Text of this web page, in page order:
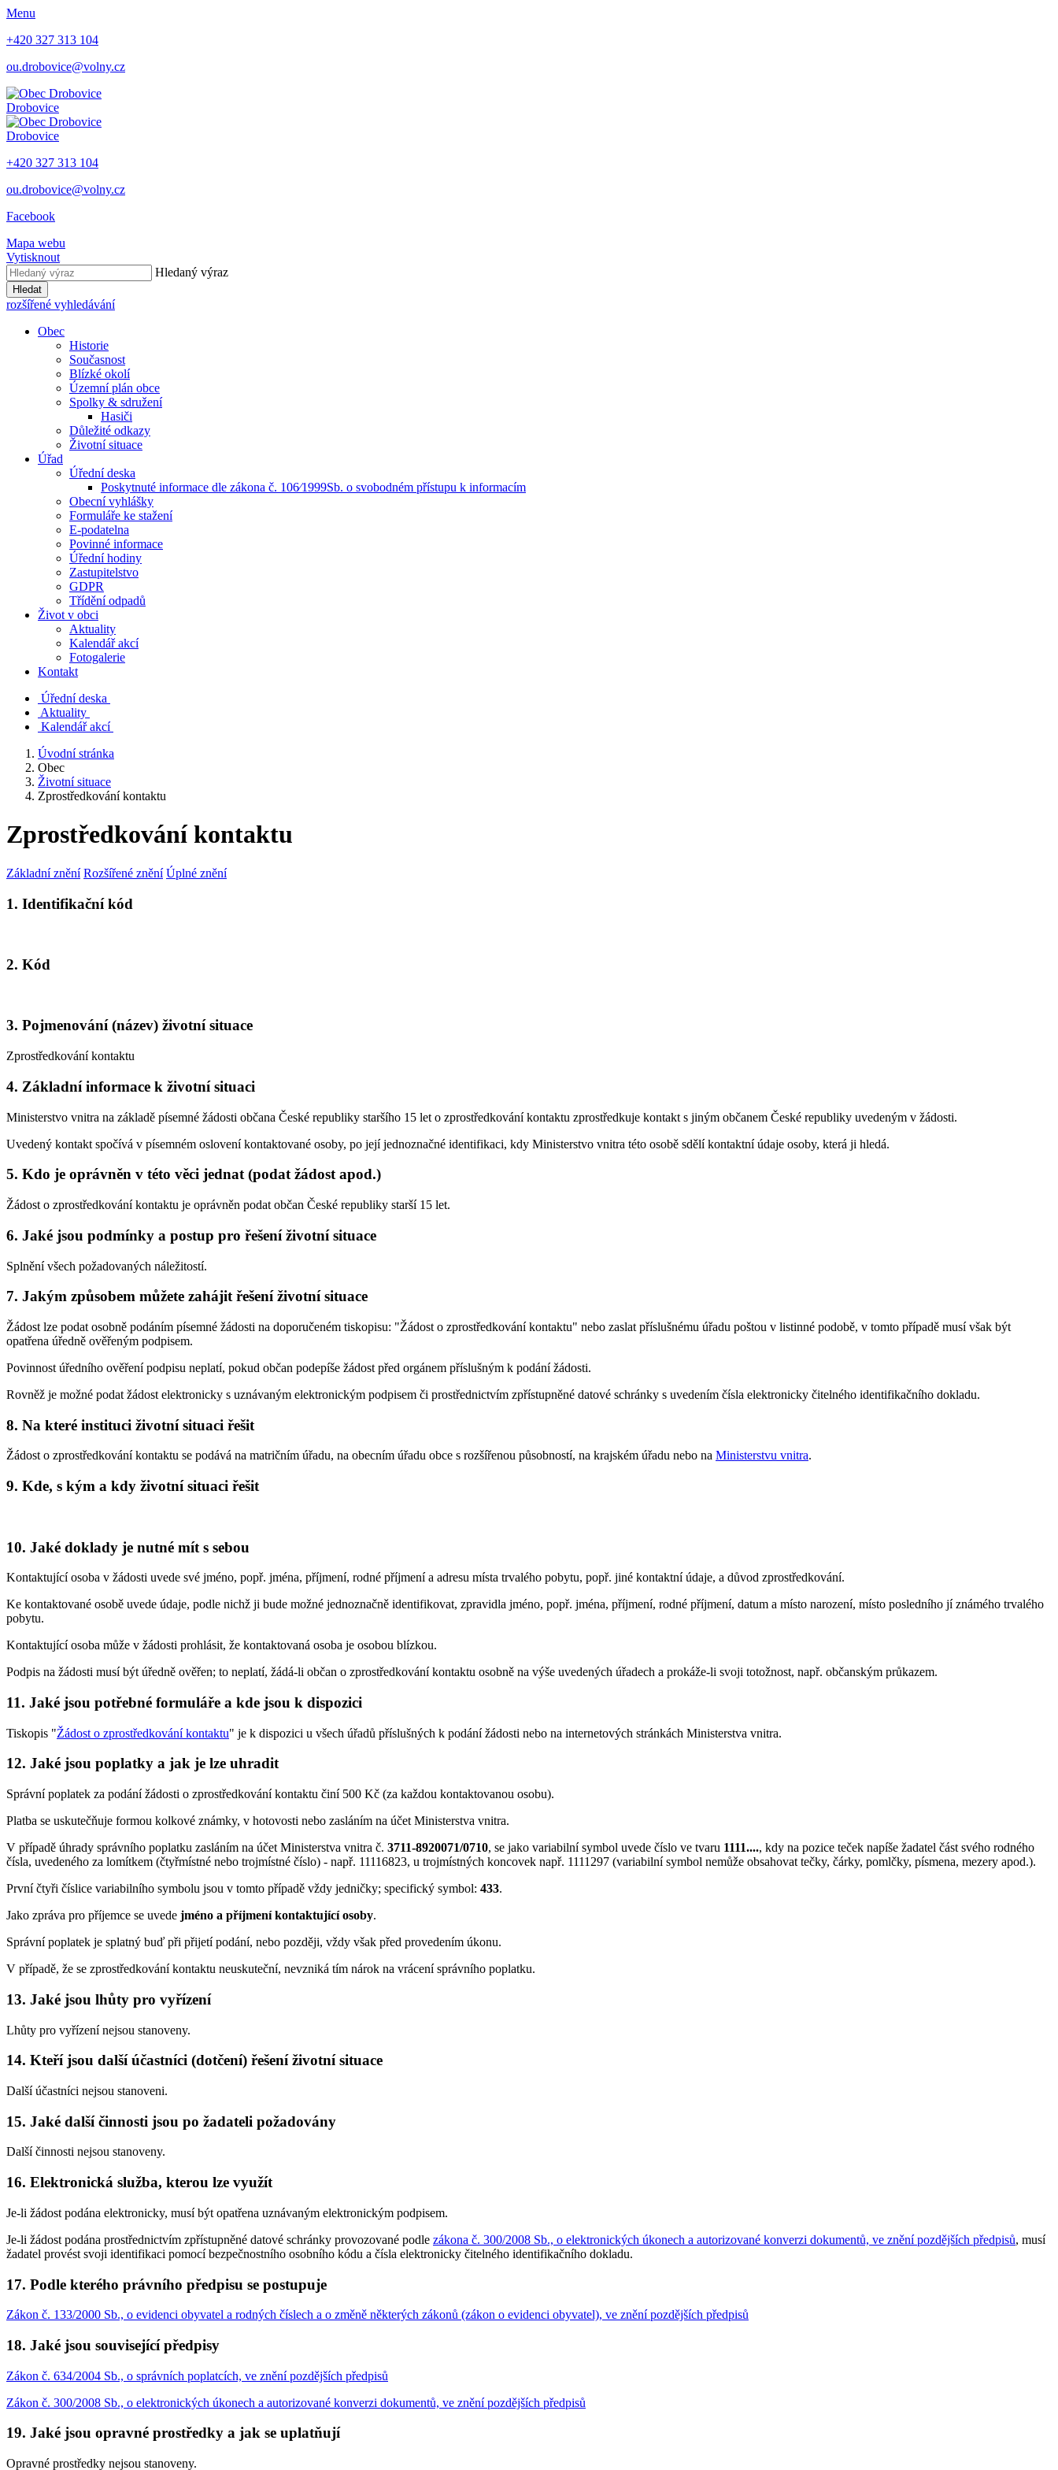
Menu
+420 327 313 104
ou.drobovice@volny.cz
Drobovice
Drobovice
+420 327 313 104
ou.drobovice@volny.cz
Facebook
Mapa webu
Vytisknout
Hledaný výraz
Hledat
rozšířené vyhledávání
Obec
Historie
Současnost
Blízké okolí
Územní plán obce
Spolky & sdružení
Hasiči
Důležité odkazy
Životní situace
Úřad
Úřední deska
Poskytnuté informace dle zákona č. 106⁄1999Sb. o svobodném přístupu k informacím
Obecní vyhlášky
Formuláře ke stažení
E-podatelna
Povinné informace
Úřední hodiny
Zastupitelstvo
GDPR
Třídění odpadů
Život v obci
Aktuality
Kalendář akcí
Fotogalerie
Kontakt
Úřední deska
Aktuality
Kalendář akcí
Úvodní stránka
Obec
Životní situace
Zprostředkování kontaktu
Zprostředkování kontaktu
Základní znění Rozšířené znění Úplné znění
1. Identifikační kód
2. Kód
3. Pojmenování (název) životní situace
Zprostředkování kontaktu
4. Základní informace k životní situaci
Ministerstvo vnitra na základě písemné žádosti občana České republiky staršího 15 let o zprostředkování kontaktu zprostředkuje kontakt s jiným občanem České republiky uvedeným v žádosti.
Uvedený kontakt spočívá v písemném oslovení kontaktované osoby, po její jednoznačné identifikaci, kdy Ministerstvo vnitra této osobě sdělí kontaktní údaje osoby, která ji hledá.
5. Kdo je oprávněn v této věci jednat (podat žádost apod.)
Žádost o zprostředkování kontaktu je oprávněn podat občan České republiky starší 15 let.
6. Jaké jsou podmínky a postup pro řešení životní situace
Splnění všech požadovaných náležitostí.
7. Jakým způsobem můžete zahájit řešení životní situace
Žádost lze podat osobně podáním písemné žádosti na doporučeném tiskopisu: "Žádost o zprostředkování kontaktu" nebo zaslat příslušnému úřadu poštou v listinné podobě, v tomto případě musí však být
opatřena úředně ověřeným podpisem.
Povinnost úředního ověření podpisu neplatí, pokud občan podepíše žádost před orgánem příslušným k podání žádosti.
Rovněž je možné podat žádost elektronicky s uznávaným elektronickým podpisem či prostřednictvím zpřístupněné datové schránky s uvedením čísla elektronicky čitelného identifikačního dokladu.
8. Na které instituci životní situaci řešit
Žádost o zprostředkování kontaktu se podává na matričním úřadu, na obecním úřadu obce s rozšířenou působností, na krajském úřadu nebo na Ministerstvu vnitra.
9. Kde, s kým a kdy životní situaci řešit
10. Jaké doklady je nutné mít s sebou
Kontaktující osoba v žádosti uvede své jméno, popř. jména, příjmení, rodné příjmení a adresu místa trvalého pobytu, popř. jiné kontaktní údaje, a důvod zprostředkování.
Ke kontaktované osobě uvede údaje, podle nichž ji bude možné jednoznačně identifikovat, zpravidla jméno, popř. jména, příjmení, rodné příjmení, datum a místo narození, místo posledního jí známého trvalého
pobytu.
Kontaktující osoba může v žádosti prohlásit, že kontaktovaná osoba je osobou blízkou.
Podpis na žádosti musí být úředně ověřen; to neplatí, žádá-li občan o zprostředkování kontaktu osobně na výše uvedených úřadech a prokáže-li svoji totožnost, např. občanským průkazem.
11. Jaké jsou potřebné formuláře a kde jsou k dispozici
Tiskopis "Žádost o zprostředkování kontaktu" je k dispozici u všech úřadů příslušných k podání žádosti nebo na internetových stránkách Ministerstva vnitra.
12. Jaké jsou poplatky a jak je lze uhradit
Správní poplatek za podání žádosti o zprostředkování kontaktu činí 500 Kč (za každou kontaktovanou osobu).
Platba se uskutečňuje formou kolkové známky, v hotovosti nebo zasláním na účet Ministerstva vnitra.
V případě úhrady správního poplatku zasláním na účet Ministerstva vnitra č. 3711-8920071/0710, se jako variabilní symbol uvede číslo ve tvaru 1111...., kdy na pozice teček napíše žadatel část svého rodného
čísla, uvedeného za lomítkem (čtyřmístné nebo trojmístné číslo) - např. 11116823, u trojmístných koncovek např. 1111297 (variabilní symbol nemůže obsahovat tečky, čárky, pomlčky, písmena, mezery apod.).
První čtyři číslice variabilního symbolu jsou v tomto případě vždy jedničky; specifický symbol: 433.
Jako zpráva pro příjemce se uvede jméno a příjmení kontaktující osoby.
Správní poplatek je splatný buď při přijetí podání, nebo později, vždy však před provedením úkonu.
V případě, že se zprostředkování kontaktu neuskuteční, nevzniká tím nárok na vrácení správního poplatku.
13. Jaké jsou lhůty pro vyřízení
Lhůty pro vyřízení nejsou stanoveny.
14. Kteří jsou další účastníci (dotčení) řešení životní situace
Další účastníci nejsou stanoveni.
15. Jaké další činnosti jsou po žadateli požadovány
Další činnosti nejsou stanoveny.
16. Elektronická služba, kterou lze využít
Je-li žádost podána elektronicky, musí být opatřena uznávaným elektronickým podpisem.
Je-li žádost podána prostřednictvím zpřístupněné datové schránky provozované podle zákona č. 300/2008 Sb., o elektronických úkonech a autorizované konverzi dokumentů, ve znění pozdějších předpisů, musí
žadatel provést svoji identifikaci pomocí bezpečnostního osobního kódu a čísla elektronicky čitelného identifikačního dokladu.
17. Podle kterého právního předpisu se postupuje
Zákon č. 133/2000 Sb., o evidenci obyvatel a rodných číslech a o změně některých zákonů (zákon o evidenci obyvatel), ve znění pozdějších předpisů
18. Jaké jsou související předpisy
Zákon č. 634/2004 Sb., o správních poplatcích, ve znění pozdějších předpisů
Zákon č. 300/2008 Sb., o elektronických úkonech a autorizované konverzi dokumentů, ve znění pozdějších předpisů
19. Jaké jsou opravné prostředky a jak se uplatňují
Opravné prostředky nejsou stanoveny.